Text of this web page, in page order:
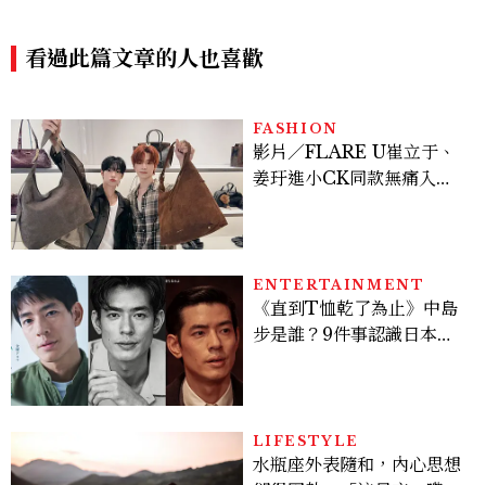
量！看過此篇文章的人也喜歡
FASHION
影片／FLARE U崔立于、
姜玗進小CK同款無痛入
ENTERTAINMENT
《直到T恤乾了為止》中島
步是誰？9件事認識日本
LIFESTYLE
水瓶座外表隨和，內心思想